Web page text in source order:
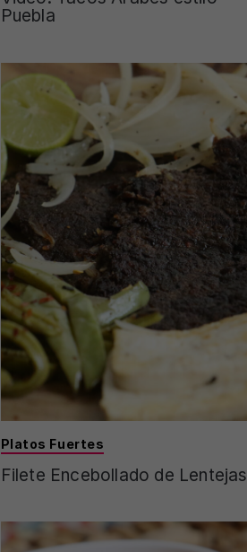
Puebla
Platos Fuertes
Filete Encebollado de Lentejas